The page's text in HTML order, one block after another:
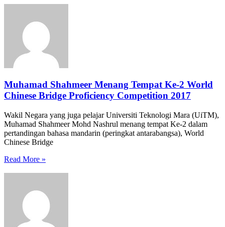
Muhamad Shahmeer Menang Tempat Ke-2 World
Chinese Bridge Proficiency Competition 2017
Wakil Negara yang juga pelajar Universiti Teknologi Mara (UiTM),
Muhamad Shahmeer Mohd Nashrul menang tempat Ke-2 dalam
pertandingan bahasa mandarin (peringkat antarabangsa), World
Chinese Bridge
Read More »